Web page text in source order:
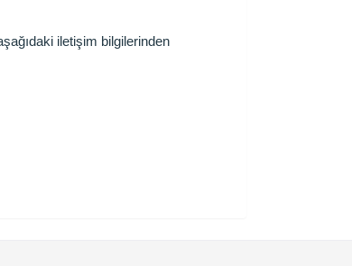
iletişim bilgilerinden